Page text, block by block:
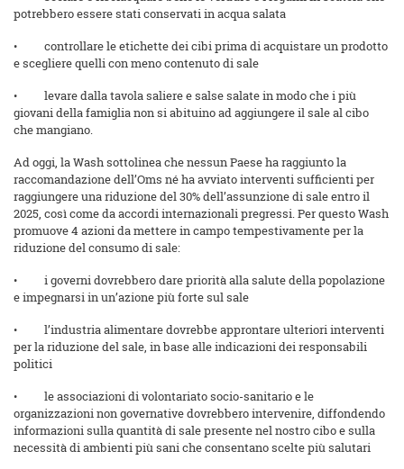
potrebbero essere stati conservati in acqua salata
• controllare le etichette dei cibi prima di acquistare un prodotto
e scegliere quelli con meno contenuto di sale
• levare dalla tavola saliere e salse salate in modo che i più
giovani della famiglia non si abituino ad aggiungere il sale al cibo
che mangiano.
Ad oggi, la Wash sottolinea che nessun Paese ha raggiunto la
raccomandazione dell’Oms né ha avviato interventi sufficienti per
raggiungere una riduzione del 30% dell’assunzione di sale entro il
2025, così come da accordi internazionali pregressi. Per questo Wash
promuove 4 azioni da mettere in campo tempestivamente per la
riduzione del consumo di sale:
• i governi dovrebbero dare priorità alla salute della popolazione
e impegnarsi in un’azione più forte sul sale
• l’industria alimentare dovrebbe approntare ulteriori interventi
per la riduzione del sale, in base alle indicazioni dei responsabili
politici
• le associazioni di volontariato socio-sanitario e le
organizzazioni non governative dovrebbero intervenire, diffondendo
informazioni sulla quantità di sale presente nel nostro cibo e sulla
necessità di ambienti più sani che consentano scelte più salutari